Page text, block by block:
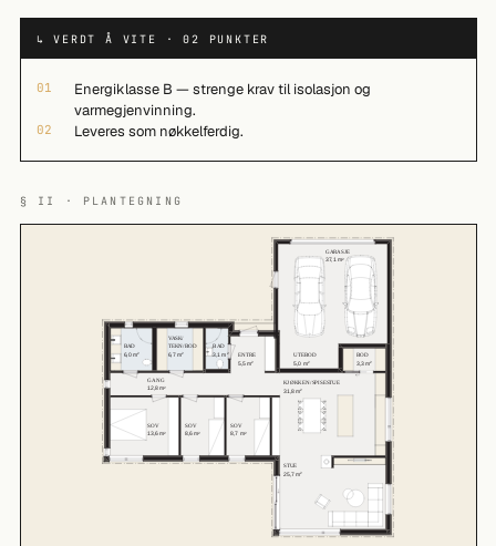
↳ VERDT Å VITE · 02 PUNKTER
01
Energiklasse B — strenge krav til isolasjon og
varmegjenvinning.
02 Leveres som nøkkelferdig.
§ II · PLANTEGNING